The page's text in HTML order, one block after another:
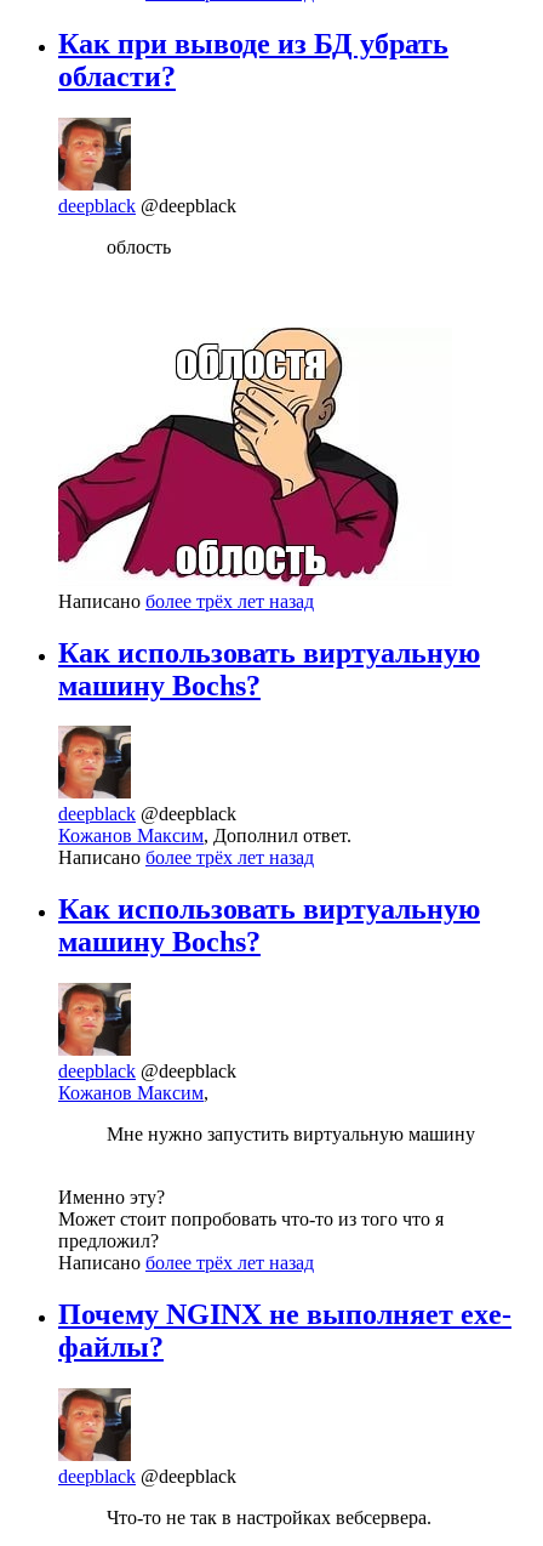
Как при выводе из БД убрать
области?
deepblack @deepblack
облость
Написано более трёх лет назад
Как использовать виртуальную
машину Bochs?
deepblack @deepblack
Кожанов Максим, Дополнил ответ.
Написано более трёх лет назад
Как использовать виртуальную
машину Bochs?
deepblack @deepblack
Кожанов Максим,
Мне нужно запустить виртуальную машину
Именно эту?
Может стоит попробовать что-то из того что я
предложил?
Написано более трёх лет назад
Почему NGINX не выполняет exe-
файлы?
deepblack @deepblack
Что-то не так в настройках вебсервера.